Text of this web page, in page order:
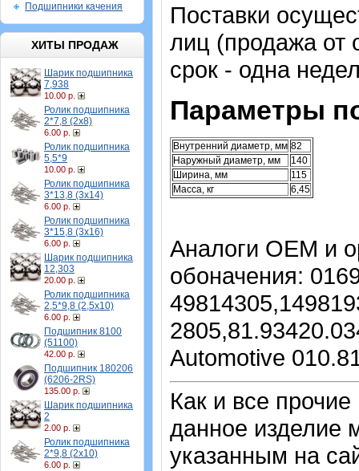
Подшипники качения
ХИТЫ ПРОДАЖ
Шарик подшипника
7,938
10.00 р.
Ролик подшипника
2*7,8 (2х8)
6.00 р.
Ролик подшипника
5,5*9
10.00 р.
Ролик подшипника
3*13,8 (3х14)
6.00 р.
Ролик подшипника
3*15,8 (3х16)
6.00 р.
Шарик подшипника
12,303
20.00 р.
Ролик подшипника
2,5*9,8 (2,5х10)
6.00 р.
Подшипник 8100
(51100)
42.00 р.
Подшипник 180206
(6206-2RS)
135.00 р.
Шарик подшипника
2
2.00 р.
Ролик подшипника
2*9,8 (2х10)
6.00 р.
Поставки
лиц (продажа от
срок - одна
Параметры
Внутренний диаметр, мм 82
Наружный диаметр, мм
140
Ширина, мм
115
Масса, кг
6,45
Аналоги OEM и
обоначения:
Automotive
Как и все
данное изделие
указанным на